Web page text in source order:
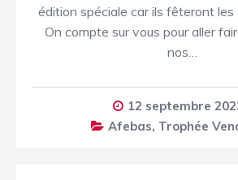
édition spéciale car ils fêteront les
On compte sur vous pour aller
nos…
12 septembre
Afebas, Trophée